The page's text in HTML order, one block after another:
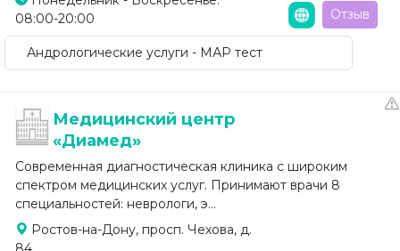
08:00-20:00
Отзыв
Андрологические услуги - МАР тест
Медицинский центр
«Диамед»
Современная диагностическая клиника с широким
спектром медицинских услуг. Принимают врачи 8
специальностей: неврологи, э...
Ростов-на-Дону, просп. Чехова, д.